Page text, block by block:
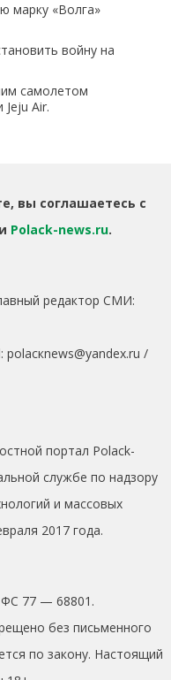
марку «Волга»
войну на
самолетом
Air.
вы соглашаетесь с
Polack-news.ru.
редактор СМИ:
polacкnews@yandex.ru /
портал Polack-
службе по надзору
и массовых
2017 года.
ФС 77 — 68801.
без письменного
по закону. Настоящий